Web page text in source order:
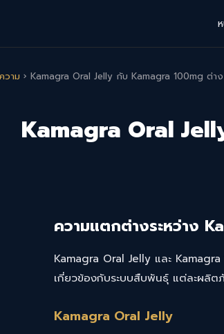
วาม › Kamagra Oral Jelly กับ Kamagra 100mg ต่าง
Kamagra Oral
ความแตกต่างระหว่าง
Kamagra Oral Jelly และ
เกี่ยวข้องกับระบบสืบพันธุ์ แต่ละผลิ
Kamagra Oral Jelly